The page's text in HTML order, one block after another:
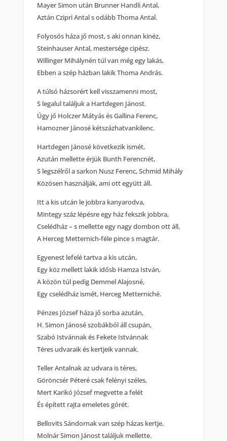
Mayer Simon után Brunner Handli Antal,
Aztán Czipri Antal s odább Thoma Antal.
Folyosós háza jő most, s aki onnan kinéz,
Steinhauser Antal, mestersége cipész.
Willinger Mihálynén túl van még egy lakás,
Ebben a szép házban lakik Thoma András.
A túlsó házsorért kell visszamenni most,
S legalul találjuk a Hartdegen Jánost.
Úgy jő Holczer Mátyás és Gallina Ferenc,
Hamozner Jánosé kétszázhatvankilenc.
Hartdegen Jánosé következik ismét,
Azután mellette érjük Bunth Ferencnét,
S legszélről a sarkon Nusz Ferenc, Schmid Mihály
Közösen használják, ami ott együtt áll.
Itt a kis utcán le jobbra kanyarodva,
Mintegy száz lépésre egy ház fekszik jobbra,
Cselédház – s mellette egy nagy dombon ott áll,
A Herceg Metternich-féle pince s magtár.
Egyenest lefelé tartva a kis utcán,
Egy köz mellett lakik idősb Hamza István,
A közön túl pedig Demmel Alajosné,
Egy cselédház ismét, Herceg Metterniché.
Pénzes József háza jő sorba azután,
H. Simon Jánosé szobákból áll csupán,
Szabó Istvánnak és Fekete Istvánnak
Téres udvaraik és kertjeik vannak.
Teller Antalnak az udvara is téres,
Göröncsér Péteré csak felényi széles,
Mert Karikó József megvette a felét
És épített rajta emeletes górét.
Bellovits Sándornak van szép házas kertje,
Molnár Simon Jánost találjuk mellette.